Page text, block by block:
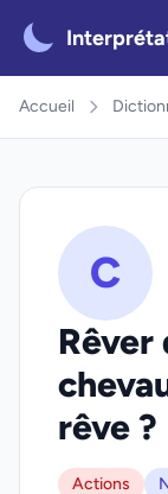
Accueil
C
Rêver
rêve ?
Actions